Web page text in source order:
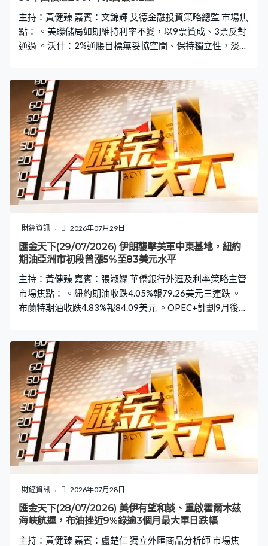
主持：黃健臻 嘉賓：文錦輝 艾德金融投資策略總監 市場焦
點： 。美聯儲局如期維持利率不變，以9票贊成、3票反對
通過 。沃什：2%通脹目標無妥協空間、保持獨立性，淡化
5.2厘、高見5.227厘 。美元指數紐約市一度跌0.6%低見
100.76，連跌兩日 。紐約期油收報84.46美元升6.56% 。
布蘭特期油收報90.74美元升7.91%
財經資訊 2026年07月29日
匯金天下(29/07/2026) 伊朗襲擊美軍中東基地，紐約
期油亞洲市初段曾漲5%至83美元水平
主持：黃健臻 嘉賓：張淑嫻 華僑銀行外滙及利率策略主管
市場焦點： 。紐約期油收跌4.05%報79.26美元三連跌 。
布蘭特期油收跌4.83%報84.09美元 。OPEC+計劃9月後暫
回落至4.25厘水平 。紐約金曾跌近1.6%低見4011美元終
止兩連升 。銀價回曾落近3%低見56.64美元 。美國7月消
費者信心指數降至90.8遜預期 。美國6月貿易赤字縮窄至
1015億美元高於預期 。美國5月樓價指數按月升0.3%超預
期
財經資訊 2026年07月28日
匯金天下(28/07/2026) 美伊有望和談、重啟霍爾木茲
海峽航運，布油挫近9%錄逾3個月最大單日跌幅
主持：黃健臻 嘉賓：盧楚仁 獨立外匯商品分析師 市場焦